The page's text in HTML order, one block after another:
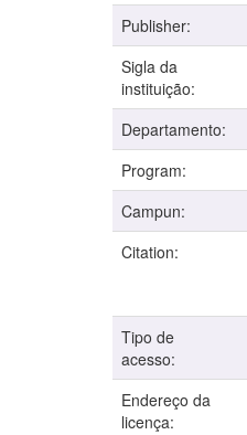
Publisher:
Sigla da
instituição:
Departamento:
Program:
Campun:
Citation:
Tipo de
acesso:
Endereço da
licença: